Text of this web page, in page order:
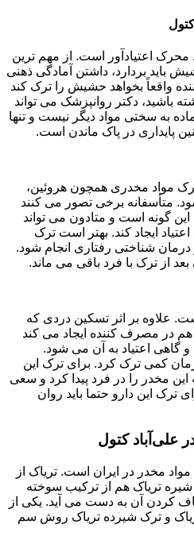
محرک اعتیادآور است. از مهم ترین
باید بردارد، داشتن آمادگی ذهنی
واقعاً بخواهد حشیش را ترک کند
باشید، دکتر روانپزشک می تواند
به سختی مواد دیگر نیست و تنها
پایداری در پاک ماندن است.
مواد مخدری همچون هروئین،
متأسفانه برخی تصور می کنند
این گونه است و متادون می تواند
ایجاد کند. بهتر است ترک
درمان شناختی رفتاری انجام شود.
بعد از ترک با فرد باقی می ماند.
علاوه بر اثر تسکین دردی که
در مصرف کننده ایجاد می کند
اعتیاد به آن می شود.
کمی ترک کرد. برای ترک این
این مخدر را در فرد پیدا کرد و سعی
این دارو حتما باید روان
علی‌آباد کتول
مخدر در ایران است. تریاک از
تریاک هم از ترکیب سوخته
کردن آن به دست می آید. یکی از
و ترک شیرده تریاک روش سم